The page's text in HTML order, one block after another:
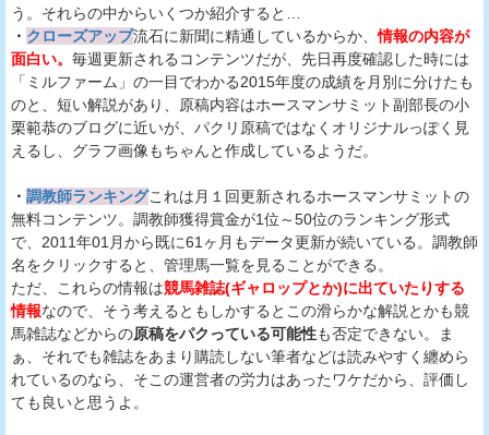
う。それらの中からいくつか紹介すると…
・ クローズアップ流石に新聞に精通しているからか、情報の内容が
面白い。 毎週更新されるコンテンツだが、先日再度確認した時には
「ミルファーム」の一目でわかる2015年度の成績を月別に分けたも
のと、短い解説があり、原稿内容はホースマンサミット副部長の小
栗範恭のブログに近いが、パクリ原稿ではなくオリジナルっぽく見
えるし、グラフ画像もちゃんと作成しているようだ。
・ 調教師ランキングこれは月１回更新されるホースマンサミットの
無料コンテンツ。調教師獲得賞金が1位～50位のランキング形式
で、2011年01月から既に61ヶ月もデータ更新が続いている。調教師
名をクリックすると、管理馬一覧を見ることができる。
ただ、これらの情報は競馬雑誌(ギャロップとか)に出ていたりする
情報なので、そう考えるともしかするとこの滑らかな解説とかも競
馬雑誌などからの原稿をパクっている可能性も否定できない。ま
ぁ、それでも雑誌をあまり購読しない筆者などは読みやすく纏めら
れているのなら、そこの運営者の労力はあったワケだから、評価し
ても良いと思うよ。